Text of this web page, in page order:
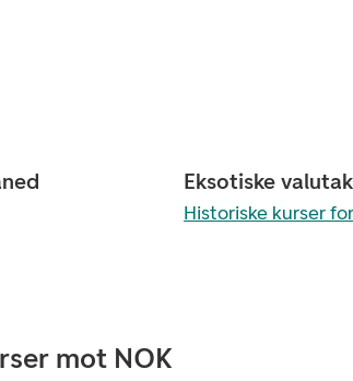
Eksotiske
Historiske kurser
mot NOK